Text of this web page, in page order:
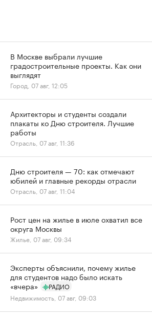
В Москве выбрали лучшие
градостроительные проекты. Как они
выглядят
Город, 07 авг, 12:05
Архитекторы и студенты создали
плакаты ко Дню строителя. Лучшие
работы
Отрасль, 07 авг, 11:36
Дню строителя — 70: как отмечают
юбилей и главные рекорды отрасли
Отрасль, 07 авг, 11:04
Рост цен на жилье в июле охватил все
округа Москвы
Жилье, 07 авг, 09:34
Эксперты объяснили, почему жилье
для студентов надо было искать
«вчера»
РАДИО
Недвижимость, 07 авг, 09:03